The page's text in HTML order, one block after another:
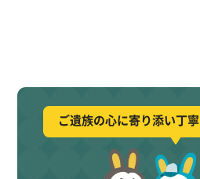
ご遺族の心に寄り添い丁